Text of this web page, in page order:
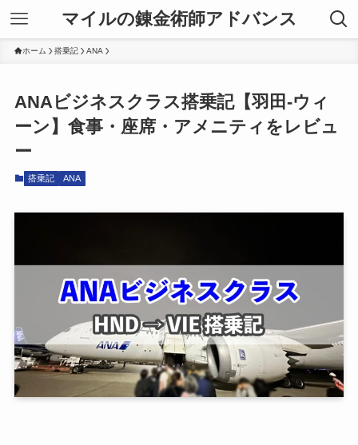
マイルの錬金術師アドバンス
ホーム 搭乗記 ANA
ANAビジネスクラス搭乗記【羽田-ウィ
ーン】食事・座席・アメニティをレビュ
ー
搭乗記 ANA